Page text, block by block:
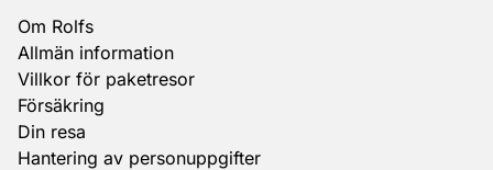
Om Rolfs
Allmän information
Villkor för paketresor
Försäkring
Din resa
Hantering av personuppgifter